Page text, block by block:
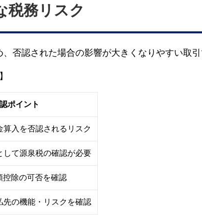
税務リスク
否認された場合の影響が大きくなりやすい取
ポイント
入を否認されるリスク
して源泉税の確認が必要
控除の可否を確認
先の機能・リスクを確認